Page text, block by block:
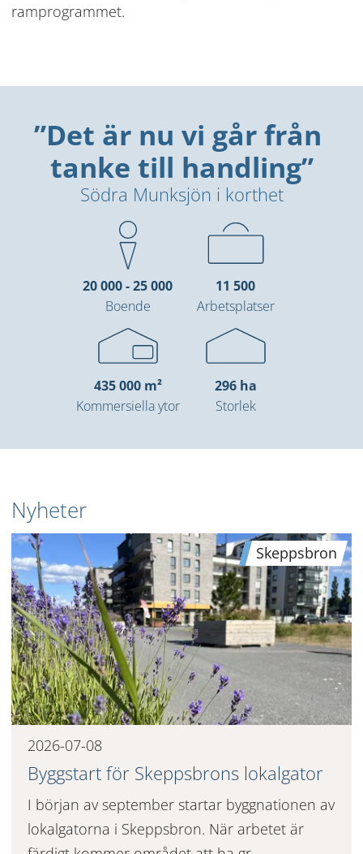
ramprogrammet.
”Det är nu vi går från
tanke till handling”
Södra Munksjön i korthet
20 000 - 25 000
Boende
11 500
Arbetsplatser
435 000 m²
Kommersiella ytor
296 ha
Storlek
Nyheter
Skeppsbron
2026-07-08
Byggstart för Skeppsbrons lokalgator
I början av september startar byggnationen av
lokalgatorna i Skeppsbron. När arbetet är